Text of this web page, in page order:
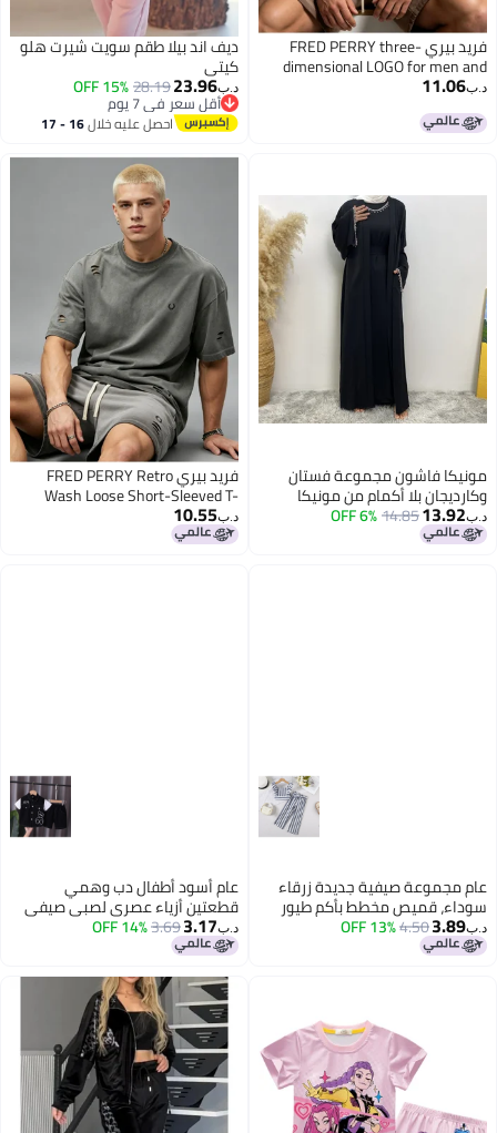
8
فريد بيري FRED PERRY three-
dimensional LOGO for men and
women is vintage washed to make
an old casual suit, with loose
short-sleeved T-shirts and casual
د.ب‏11.06
ديف اند بيلا طقم سويت شيرت هلو
كيتي
د.ب‏23.96
28.19
15% OFF
أقل سعر في 7 يوم
أقل سعر في 7 يوماحصل عليه خلال 16 - 17
مونيكا فاشون مجموعة فستان
وكارديجان بلا أكمام من مونيكا
فاشن - أناقة المكتب الأنيقة
د.ب‏13.92
14.85
6% OFF
8
فريد بيري FRED PERRY Retro
Wash Loose Short-Sleeved T-
Shirts and Casual Shorts
د.ب‏10.55
عام مجموعة صيفية جديدة زرقاء
سوداء، قميص مخطط بأكم طيور
ومكشكش مع بناطيل مخططة
وحزام من ثلاث قطع
د.ب‏3.89
4.50
13% OFF
عام أسود أطفال دب وهمي
قطعتين أزياء عصري لصبي صيفي
د.ب‏3.17
3.69
14% OFF